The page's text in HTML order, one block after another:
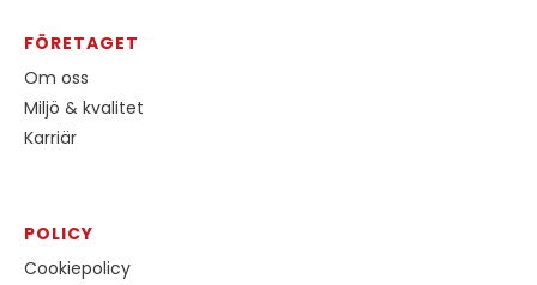
FÖRETAGET
Om oss
Miljö & kvalitet
Karriär
POLICY
Cookiepolicy